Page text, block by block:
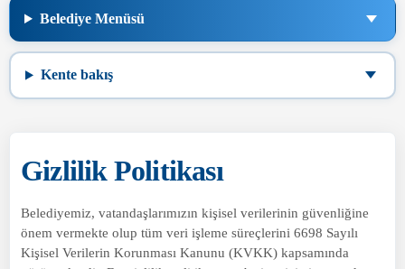
Belediye Menüsü
Kente bakış
Gizlilik Politikası
Belediyemiz, vatandaşlarımızın kişisel verilerinin güvenliğine
önem vermekte olup tüm veri işleme süreçlerini 6698 Sayılı
Kişisel Verilerin Korunması Kanunu (KVKK) kapsamında